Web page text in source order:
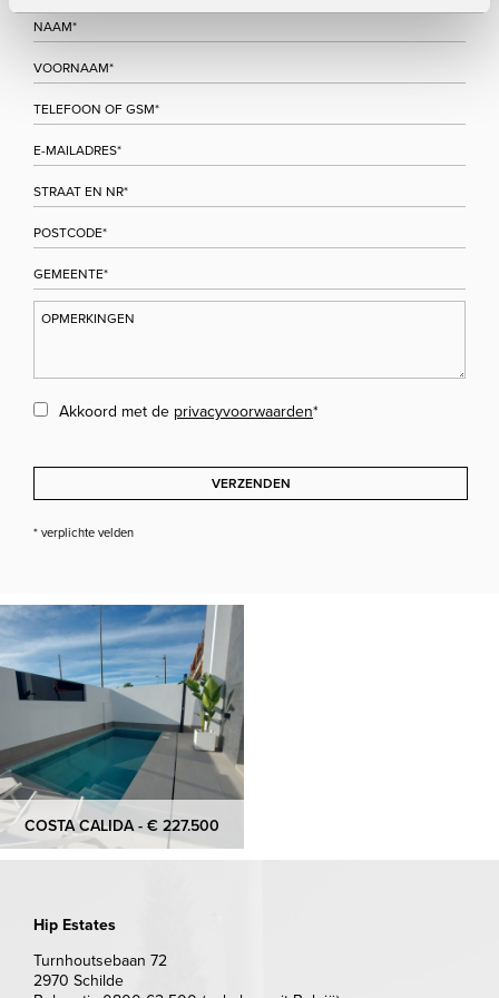
Akkoord met de privacyvoorwaarden*
VERZENDEN
* verplichte velden
COSTA CALIDA - € 227.500
Hip Estates
Turnhoutsebaan 72
2970 Schilde